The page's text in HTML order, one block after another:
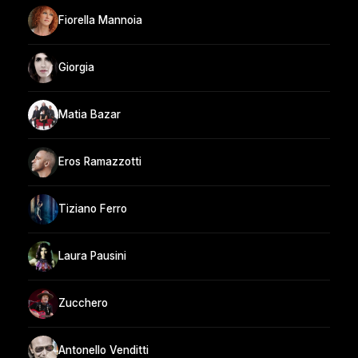
Fiorella Mannoia
Giorgia
Matia Bazar
Eros Ramazzotti
Tiziano Ferro
Laura Pausini
Zucchero
Antonello Venditti